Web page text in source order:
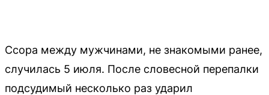
Ссора между мужчинами, не знакомыми ранее,
случилась 5 июля. После словесной перепалки
подсудимый несколько раз ударил